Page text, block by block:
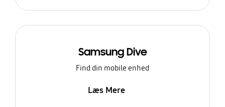
Samsung Dive
Find din mobile enhed
Læs Mere